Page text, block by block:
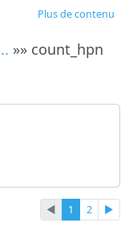
Plus de contenu
»» count_hpn
◄ 1 2 ►